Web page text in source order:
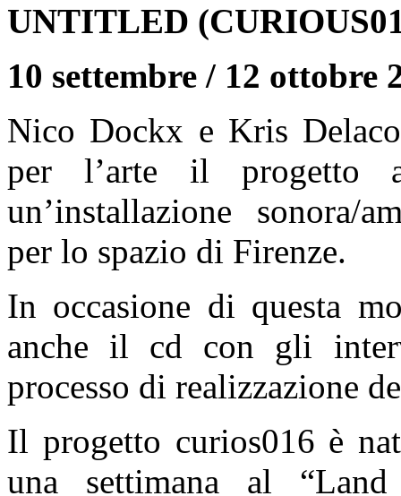
UNTITLED
10 settembre / 12 ottobre
Nico Dockx e Kris
per l’arte il progetto
un’installazione sonora/
per lo spazio di Firenze.
In occasione di questa
anche il cd con gli
processo di realizzazione
Il progetto curios016 è
una settimana al